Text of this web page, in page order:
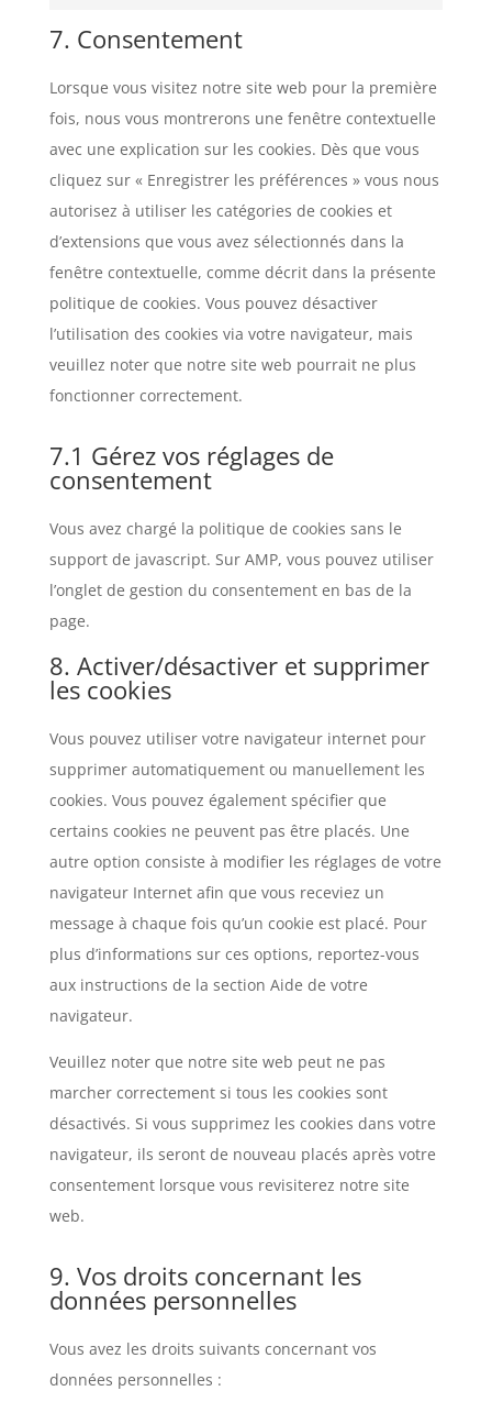
7. Consentement
Lorsque vous visitez notre site web pour la première
fois, nous vous montrerons une fenêtre contextuelle
avec une explication sur les cookies. Dès que vous
cliquez sur « Enregistrer les préférences » vous nous
autorisez à utiliser les catégories de cookies et
d’extensions que vous avez sélectionnés dans la
fenêtre contextuelle, comme décrit dans la présente
politique de cookies. Vous pouvez désactiver
l’utilisation des cookies via votre navigateur, mais
veuillez noter que notre site web pourrait ne plus
fonctionner correctement.
7.1 Gérez vos réglages de
consentement
Vous avez chargé la politique de cookies sans le
support de javascript. Sur AMP, vous pouvez utiliser
l’onglet de gestion du consentement en bas de la
page.
8. Activer/désactiver et supprimer
les cookies
Vous pouvez utiliser votre navigateur internet pour
supprimer automatiquement ou manuellement les
cookies. Vous pouvez également spécifier que
certains cookies ne peuvent pas être placés. Une
autre option consiste à modifier les réglages de votre
navigateur Internet afin que vous receviez un
message à chaque fois qu’un cookie est placé. Pour
plus d’informations sur ces options, reportez-vous
aux instructions de la section Aide de votre
navigateur.
Veuillez noter que notre site web peut ne pas
marcher correctement si tous les cookies sont
désactivés. Si vous supprimez les cookies dans votre
navigateur, ils seront de nouveau placés après votre
consentement lorsque vous revisiterez notre site
web.
9. Vos droits concernant les
données personnelles
Vous avez les droits suivants concernant vos
données personnelles :